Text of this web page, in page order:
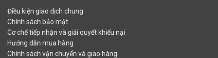
Điều kiện giao dịch chung
Chính sách bảo mật
Cơ chế tiếp nhận và giải quyết khiếu nại
Hướng dẫn mua hàng
Chính sách vận chuyển và giao hàng